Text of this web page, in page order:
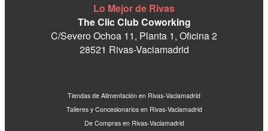
Lo Mejor de Rivas
The Clic Club Coworking
C/Severo Ochoa 11, Planta 1, Oficina 2
28521 Rivas-Vaciamadrid
Tiendas de Alimentación en Rivas-Vaciamadrid
Talleres y Concesionarios en Rivas-Vaciamadrid
De Compras en Rivas-Vaciamadrid